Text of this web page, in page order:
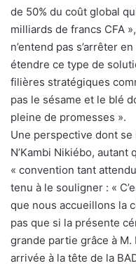
de 50% du coût global
milliards de francs CFA
n’entend pas s’arrêter
étendre ce type de
filières stratégiques
pas le sésame et le blé
pleine de promesses ».
Une perspective dont se
N’Kambi Nikiébo, autant
« convention tant
tenu à le souligner : «
que nous accueillons la
pas que si la présente
grande partie grâce à M.
arrivée à la tête de la